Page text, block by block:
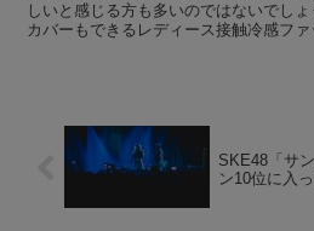
しいと感じる方も多いのではないでし
カバーもできるレディース接触冷感ファ
SKE48「サ
ン10位に入